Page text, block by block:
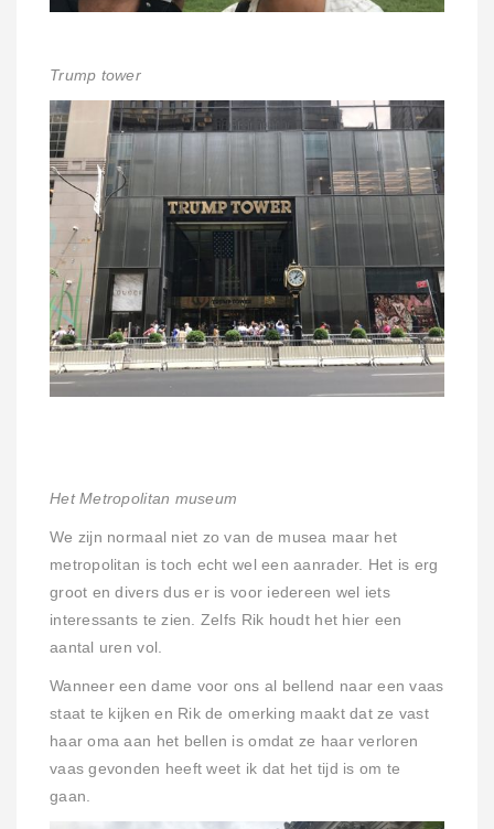
Trump tower
Het Metropolitan museum
We zijn normaal niet zo van de musea maar het
metropolitan is toch echt wel een aanrader. Het is erg
groot en divers dus er is voor iedereen wel iets
interessants te zien. Zelfs Rik houdt het hier een
aantal uren vol.
Wanneer een dame voor ons al bellend naar een vaas
staat te kijken en Rik de omerking maakt dat ze vast
haar oma aan het bellen is omdat ze haar verloren
vaas gevonden heeft weet ik dat het tijd is om te
gaan.